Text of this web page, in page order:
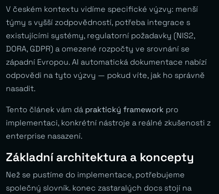
V českém kontextu vidíme specifické výzvy: menší
týmy s vyšší zodpovědností, potřeba integrace s
existujícími systémy, regulatorní požadavky (NIS2,
DORA, GDPR) a omezené rozpočty ve srovnání se
západní Evropou. AI automatická dokumentace nabízí
odpovědi na tyto výzvy — pokud víte, jak ho správně
nasadit.
Tento článek vám dá praktický framework pro
implementaci, konkrétní nástroje a reálné zkušenosti z
enterprise nasazení.
Základní architektura a koncepty
Než se pustíme do implementace, potřebujeme
společný slovník. konec zastaralých docs stojí na